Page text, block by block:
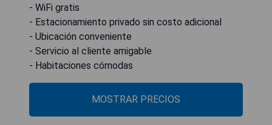
- WiFi gratis
- Estacionamiento privado sin costo adicional
- Ubicación conveniente
- Servicio al cliente amigable
- Habitaciones cómodas
MOSTRAR PRECIOS